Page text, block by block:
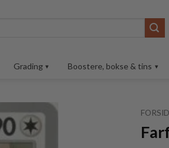
Grading Boostere, bokse & tins
Tilføj til